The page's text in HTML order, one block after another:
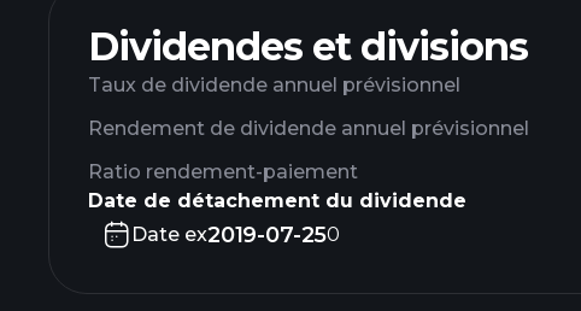
Dividendes et divisions
Taux de dividende annuel prévisionnel
Rendement de dividende annuel prévisionnel
Ratio rendement-paiement
Date de détachement du dividende
Date ex2019-07-250